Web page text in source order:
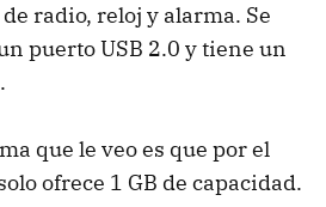
radio, reloj y alarma. Se
puerto USB 2.0 y tiene un
que le veo es que por el
ofrece 1 GB de capacidad.